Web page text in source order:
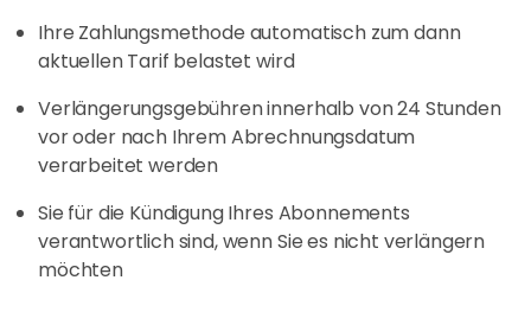
Ihre Zahlungsmethode automatisch zum dann
aktuellen Tarif belastet wird
Verlängerungsgebühren innerhalb von 24 Stunden
vor oder nach Ihrem Abrechnungsdatum
verarbeitet werden
Sie für die Kündigung Ihres Abonnements
verantwortlich sind, wenn Sie es nicht verlängern
möchten